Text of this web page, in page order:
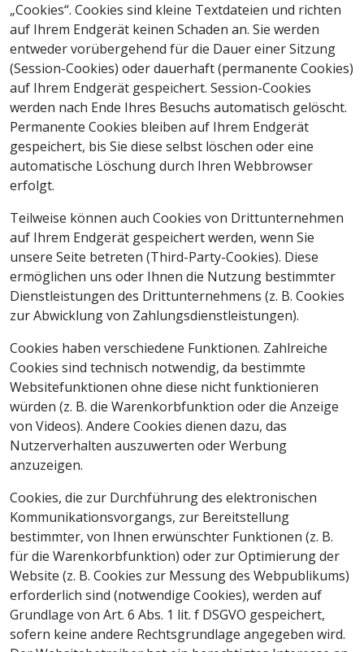
„Cookies“. Cookies sind kleine Textdateien und richten
auf Ihrem Endgerät keinen Schaden an. Sie werden
entweder vorübergehend für die Dauer einer Sitzung
(Session-Cookies) oder dauerhaft (permanente Cookies)
auf Ihrem Endgerät gespeichert. Session-Cookies
werden nach Ende Ihres Besuchs automatisch gelöscht.
Permanente Cookies bleiben auf Ihrem Endgerät
gespeichert, bis Sie diese selbst löschen oder eine
automatische Löschung durch Ihren Webbrowser
erfolgt.
Teilweise können auch Cookies von Drittunternehmen
auf Ihrem Endgerät gespeichert werden, wenn Sie
unsere Seite betreten (Third-Party-Cookies). Diese
ermöglichen uns oder Ihnen die Nutzung bestimmter
Dienstleistungen des Drittunternehmens (z. B. Cookies
zur Abwicklung von Zahlungsdienstleistungen).
Cookies haben verschiedene Funktionen. Zahlreiche
Cookies sind technisch notwendig, da bestimmte
Websitefunktionen ohne diese nicht funktionieren
würden (z. B. die Warenkorbfunktion oder die Anzeige
von Videos). Andere Cookies dienen dazu, das
Nutzerverhalten auszuwerten oder Werbung
anzuzeigen.
Cookies, die zur Durchführung des elektronischen
Kommunikationsvorgangs, zur Bereitstellung
bestimmter, von Ihnen erwünschter Funktionen (z. B.
für die Warenkorbfunktion) oder zur Optimierung der
Website (z. B. Cookies zur Messung des Webpublikums)
erforderlich sind (notwendige Cookies), werden auf
Grundlage von Art. 6 Abs. 1 lit. f DSGVO gespeichert,
sofern keine andere Rechtsgrundlage angegeben wird.